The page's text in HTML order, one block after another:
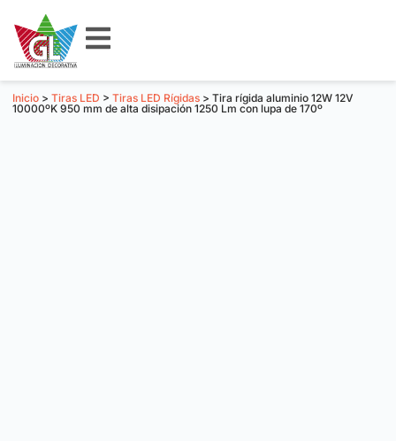
Inicio > Tiras LED > Tiras LED Rígidas > Tira rígida aluminio 12W 12V
10000ºK 950 mm de alta disipación 1250 Lm con lupa de 170º